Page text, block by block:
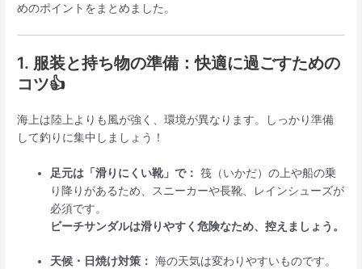
めのポイントをまとめました。
1. 服装と持ち物の準備：快適に過ごすための
コツ👍
海上は陸上よりも風が強く、環境が異なります。しっかり準備
して釣りに集中しましょう！
足元は「滑りにくい靴」で： 筏（いかだ）の上や船の乗
り降りがあるため、スニーカーや長靴、レインシューズが
必須です。
ビーチサンダルは滑りやすく危険なため、控えましょう。
天候・日焼け対策： 海の天気は変わりやすいものです。